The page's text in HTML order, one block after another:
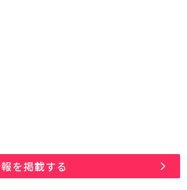
を掲載する